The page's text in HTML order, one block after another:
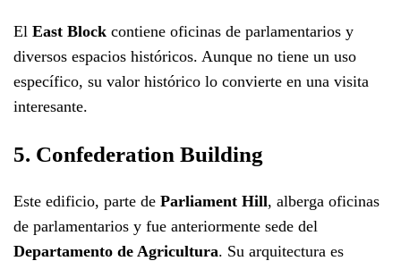
El East Block contiene oficinas de parlamentarios y
diversos espacios históricos. Aunque no tiene un uso
específico, su valor histórico lo convierte en una visita
interesante.
5. Confederation Building
Este edificio, parte de Parliament Hill, alberga oficinas
de parlamentarios y fue anteriormente sede del
Departamento de Agricultura. Su arquitectura es